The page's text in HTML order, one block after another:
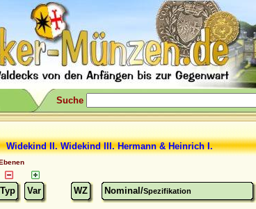
Suche
Widekind II. Widekind III. Hermann & Heinrich I.
Typ Var WZ Nominal/Spezifikation